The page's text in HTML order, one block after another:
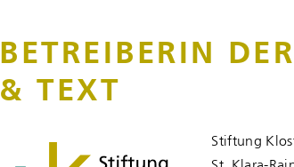
BETREIBERIN
& TEXT
Stiftung